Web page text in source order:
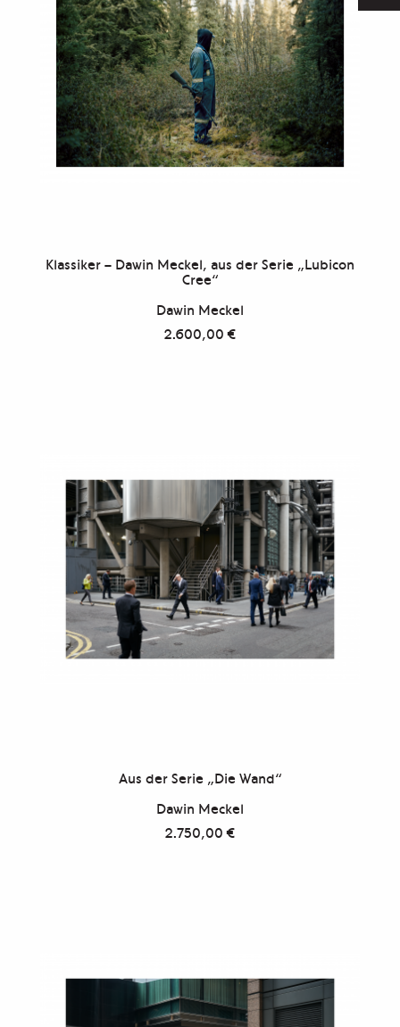
Klassiker – Dawin Meckel, aus der Serie „Lubicon
Cree“
Dawin Meckel
2.600,00€
Aus der Serie „Die Wand“
Dawin Meckel
2.750,00€